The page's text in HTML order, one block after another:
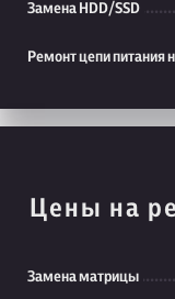
Замена HDD/SSD
Ремонт цепи питания
Цены на
Замена матрицы